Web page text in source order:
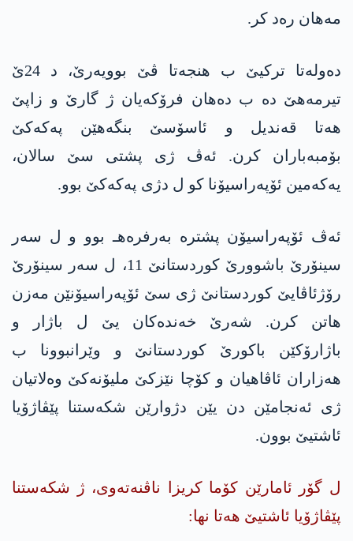
مەهان رەد کر.
دەولەتا ترکیێ ب هنجەتا ڤێ بوویەرێ، د 24ێ
تیرمەهێ دە ب دەهان فرۆکەیان ژ گارێ و زاپێ
هەتا قەندیل و ئاسۆسێ بنگەهێن په‌كه‌كێ
بۆمبەباران کرن. ئەڤ ژی پشتی سێ سالان،
یەکەمین ئۆپەراسیۆنا کو ل دژی په‌كه‌كێ بوو.
ئەڤ ئۆپەراسیۆن پشترە بەرفرەهـ بوو و ل سەر
سینۆرێ باشوورێ کوردستانێ 11، ل سەر سینۆرێ
رۆژئاڤایێ کوردستانێ ژی سێ ئۆپەراسیۆنێن مەزن
هاتن کرن. شەرێ خەندەکان یێ ل باژار و
باژارۆکێن باکورێ کوردستانێ و وێرانبوونا ب
هەزاران ئاڤاهیان و کۆچا نێزکێ ملیۆنەکێ وەلاتیان
ژی ئەنجامێن دن یێن دژوارێن شکەستنا پێڤاژۆیا
ئاشتیێ بوون.
ل گۆر ئامارێن کۆما کریزا ناڤنەتەوی، ژ شکەستنا
پێڤاژۆیا ئاشتیێ هەتا نها: